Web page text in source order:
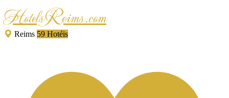
HotelsReims.com
Reims 59 Hotéis